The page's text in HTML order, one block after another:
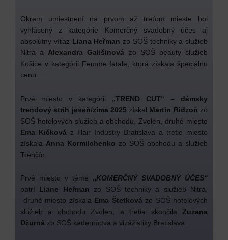
Okrem umiestnení na prvom až treťom mieste bol
vyhlásený z kategórie Komerčný svadobný účes aj
absolútny víťaz Liana Heřman zo SOŠ techniky a služieb
Nitra aAlexandra Gališinová zo SOŠ beauty služieb
Košice v kategórii Femme fatale, ktorá získala špeciálnu
cenu.
Prvé miesto v kategórii „TREND CUT“ – dámsky
trendový strih jeseň/zima 2025 získal Martin Ridzoň zo
SOŠ hotelových služieb a obchodu, Zvolen, druhé miesto
Ema Kičková z Hair Industry Bratislava a tretie miesto
získala Anna Kormilchenko zo SOŠ obchodu a služieb
Trenčín.
Prvé miesto v téme „KOMERČNÝ SVADOBNÝ ÚČES“
patrí Liane Heřman zo SOŠ techniky a služieb Nitra,
druhé miesto získala Ema Štetkovázo SOŠ hotelových
služieb a obchodu Zvolen, a tretia skončila Zuzana
Džurná zo SOŠ kaderníctva a vizážistiky Bratislava.